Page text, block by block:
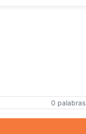
0 palabras